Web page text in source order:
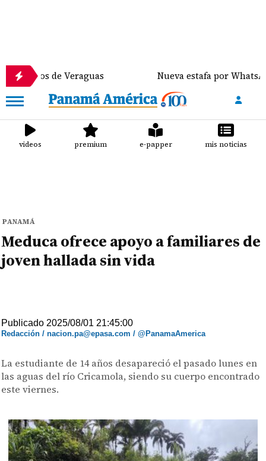
de Veraguas Nueva estafa por WhatsApp
videos premium e-papper mis noticias
PANAMÁ
Meduca ofrece apoyo a familiares de
joven hallada sin vida
Publicado 2025/08/01 21:45:00
Redacción / nacion.pa@epasa.com / @PanamaAmerica
La estudiante de 14 años desapareció el pasado lunes en
las aguas del río Cricamola, siendo su cuerpo encontrado
este viernes.